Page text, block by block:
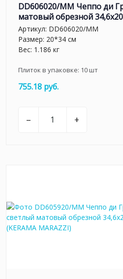
DD606020/MM Чеппо ди
матовый обрезной
Артикул: DD606020/MM
Размер: 20*34 см
Вес: 1.186 кг
Плиток в упаковке: 10шт
755.18 руб.
– +